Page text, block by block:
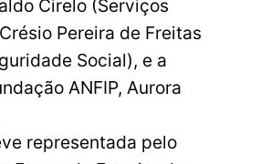
Cirelo (Serviços
Pereira de Freitas
Social), e a
ANFIP, Aurora
representada pelo